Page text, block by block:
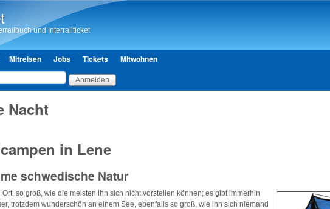
und Interrailticket
Mitreisen Jobs Tickets Mitwohnen
Nacht
in Lene
schwedische Natur
Ort, so groß, wie die meisten ihn sich nicht vorstellen können; es gibt immerhin
trotzdem wunderschön an einem See, ebenfalls so groß, wie ihn sich niemand